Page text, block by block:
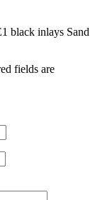
black inlays Sand
fields are